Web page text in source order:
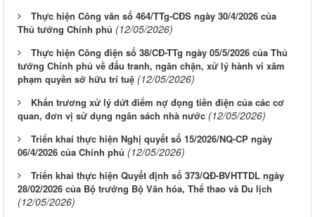
Thực hiện Công văn số 464/TTg-CĐS ngày 30/4/2026 của
Thủ tướng Chính phủ (12/05/2026)
Thực hiện Công điện số 38/CĐ-TTg ngày 05/5/2026 của Thủ
tướng Chính phủ về đấu tranh, ngăn chặn, xử lý hành vi xâm
phạm quyền sở hữu trí tuệ (12/05/2026)
Khẩn trương xử lý dứt điểm nợ đọng tiền điện của các cơ
quan, đơn vị sử dụng ngân sách nhà nước (12/05/2026)
Triển khai thực hiện Nghị quyết số 15/2026/NQ-CP ngày
06/4/2026 của Chính phủ (12/05/2026)
Triển khai thực hiện Quyết định số 373/QĐ-BVHTTDL ngày
28/02/2026 của Bộ trưởng Bộ Văn hóa, Thể thao và Du lịch
(12/05/2026)